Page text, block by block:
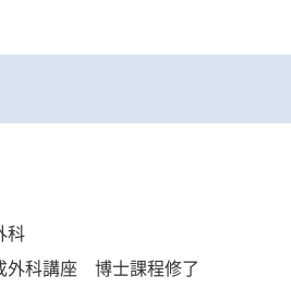
科
外科講座 博士課程修了